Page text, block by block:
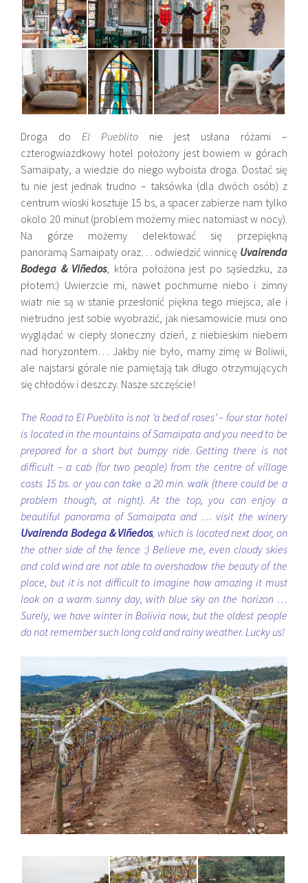
Droga do El Pueblito nie jest usłana różami –
czterogwiazdkowy hotel położony jest bowiem w górach
Samaipaty, a wiedzie do niego wyboista droga. Dostać się
tu nie jest jednak trudno – taksówka (dla dwóch osób) z
centrum wioski kosztuje 15 bs, a spacer zabierze nam tylko
okolo 20 minut (problem możemy miec natomiast w nocy).
Na górze możemy delektować się przepiękną
panoramąSamaipaty oraz… odwiedzić winnicę Uvairenda
Bodega & Viñedos, która położona jest po sąsiedzku, za
płotem:) Uwierzcie mi, nawet pochmurne niebo i zimny
wiatr nie są w stanie przesłonić piękna tego miejsca, ale i
nietrudno jest sobie wyobrazić, jak niesamowicie musi ono
wyglądać w ciepły słoneczny dzień, z niebieskim niebem
nad horyzontem… Jakby nie było, mamy zimę w Boliwii,
ale najstarsi górale nie pamiętają tak długo otrzymujących
się chłodów i deszczy. Nasze szczęście!
The Road to El Pueblito is not ‘a bed of roses’ – four star hotel
is located in the mountains of Samaipata and you need to be
prepared for a short but bumpy ride. Getting there is not
difficult – a cab (for two people) from the centre of village
costs 15 bs. or you can take a 20 min. walk (there could be a
problem though, at night). At the top, you can enjoy a
beautiful panorama of Samaipata and … visit the winery
Uvairenda Bodega & Viñedos, which is located next door, on
the other side of the fence :) Believe me, even cloudy skies
and cold wind are not able to overshadow the beauty of the
place, but it is not difficult to imagine how amazing it must
look on a warm sunny day, with blue sky on the horizon …
Surely, we have winter in Bolivia now, but the oldest people
do not remember such long cold and rainy weather. Lucky us!